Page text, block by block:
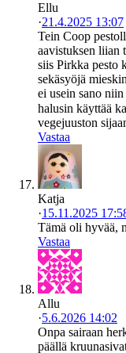
Ellu
·21.4.2025 13:07
Tein Coop
aavistuksen liian
siis Pirkka pesto
sekäsyöjä
ei usein sano
halusin käyttää
vegejuuston
Vastaa
Katja
·15.11.2025
Tämä oli hyvää,
Vastaa
Allu
·5.6.2026 14:02
Onpa sairaan
päällä